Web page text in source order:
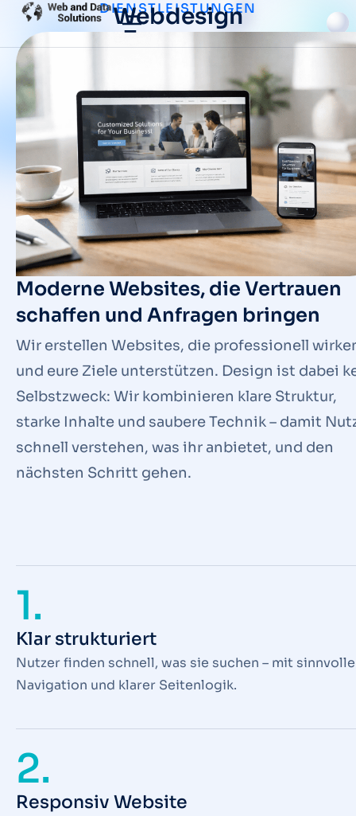
DIENSTLEISTUNGEN
Webdesign
Moderne Websites, die Vertrauen
schaffen und Anfragen bringen
Wir erstellen Websites, die professionell
und eure Ziele unterstützen. Design ist dabei
Selbstzweck: Wir kombinieren klare Struktur,
starke Inhalte und saubere Technik – damit
schnell verstehen, was ihr anbietet, und den
nächsten Schritt gehen.
1.
Klar strukturiert
Nutzer finden schnell, was sie suchen – mit
Navigation und klarer Seitenlogik.
2.
Responsiv Website